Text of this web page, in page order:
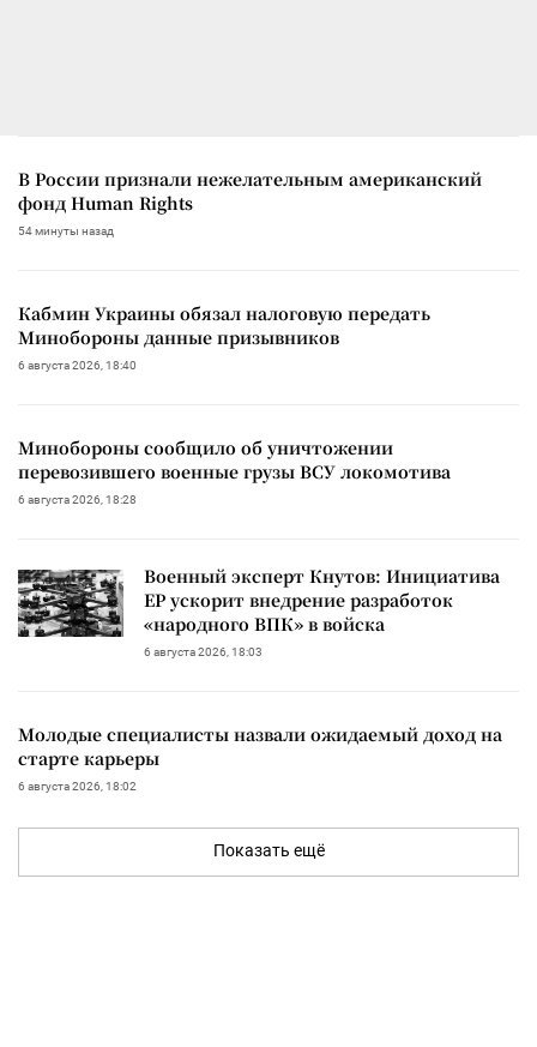
В России признали нежелательным американский
фонд Human Rights
54 минуты назад
Кабмин Украины обязал налоговую передать
Минобороны данные призывников
6 августа 2026, 18:40
Минобороны сообщило об уничтожении
перевозившего военные грузы ВСУ локомотива
6 августа 2026, 18:28
Военный эксперт Кнутов: Инициатива
ЕР ускорит внедрение разработок
«народного ВПК» в войска
6 августа 2026, 18:03
Молодые специалисты назвали ожидаемый доход на
старте карьеры
6 августа 2026, 18:02
Показать ещё